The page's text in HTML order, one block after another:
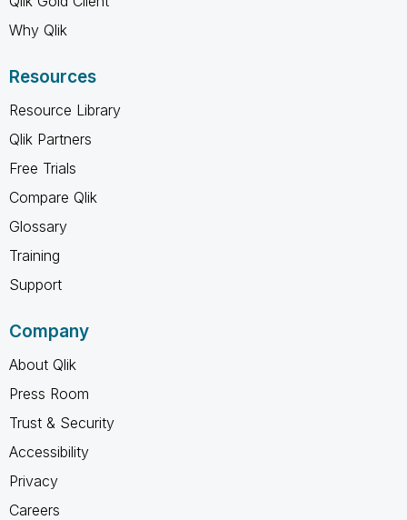
Why Qlik
Resources
Resource Library
Qlik Partners
Free Trials
Compare Qlik
Glossary
Training
Support
Company
About Qlik
Press Room
Trust & Security
Accessibility
Privacy
Careers